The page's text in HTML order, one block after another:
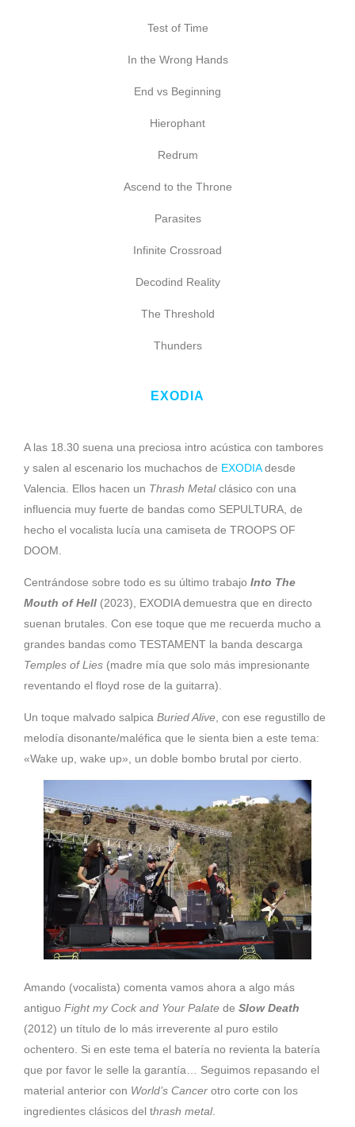
Test of Time
In the Wrong Hands
End vs Beginning
Hierophant
Redrum
Ascend to the Throne
Parasites
Infinite Crossroad
Decodind Reality
The Threshold
Thunders
EXODIA
A las 18.30 suena una preciosa intro acústica con tambores
y salen al escenario los muchachos de EXODIAdesde
Valencia. Ellos hacen un Thrash Metalclásico con una
influencia muy fuerte de bandas como SEPULTURA, de
hecho el vocalista lucía una camiseta de TROOPS OF
DOOM.
Centrándose sobre todo es su último trabajo Into The
Mouth of Hell (2023), EXODIA demuestra que en directo
suenan brutales. Con ese toque que me recuerda mucho a
grandes bandas como TESTAMENT la banda descarga
Temples of Lies (madre mía que solo más impresionante
reventando el floyd rose de la guitarra).
Un toque malvado salpica Buried Alive, con ese regustillo de
melodía disonante/maléfica que le sienta bien a este tema:
«Wake up, wake up», un doble bombo brutal por cierto.
Amando (vocalista) comenta vamos ahora a algo más
antiguo Fight my Cock and Your Palate de Slow Death
(2012) un título de lo más irreverente al puro estilo
ochentero. Si en este tema el batería no revienta la batería
que por favor le selle la garantía… Seguimos repasando el
material anterior con World’s Cancer otro corte con los
ingredientes clásicos del thrash metal.